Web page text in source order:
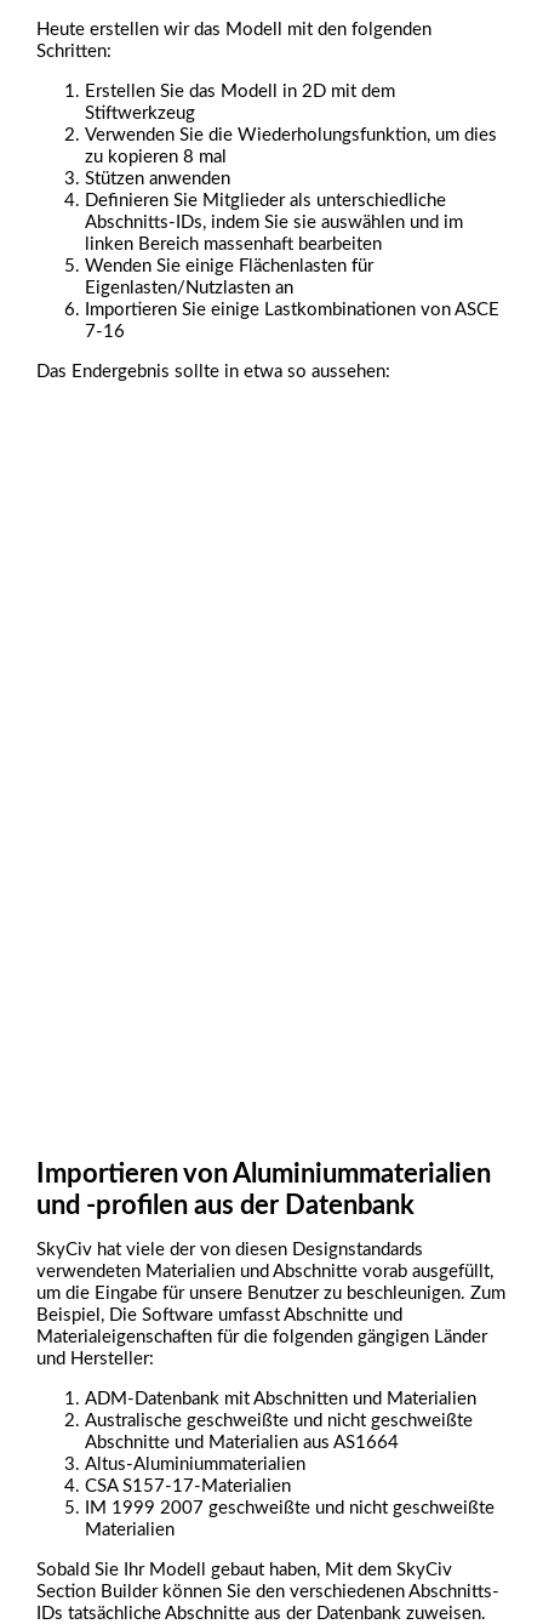
Heute erstellen wir das Modell mit den folgenden
Schritten:
Erstellen Sie das Modell in 2D mit dem
Stiftwerkzeug
Verwenden Sie die Wiederholungsfunktion, um dies
zu kopieren 8 mal
Stützen anwenden
Definieren Sie Mitglieder als unterschiedliche
Abschnitts-IDs, indem Sie sie auswählen und im
linken Bereich massenhaft bearbeiten
Wenden Sie einige Flächenlasten für
Eigenlasten/Nutzlasten an
Importieren Sie einige Lastkombinationen von ASCE
7-16
Das Endergebnis sollte in etwa so aussehen:
Importieren von Aluminiummaterialien
und -profilen aus der Datenbank
SkyCiv hat viele der von diesen Designstandards
verwendeten Materialien und Abschnitte vorab ausgefüllt,
um die Eingabe für unsere Benutzer zu beschleunigen. Zum
Beispiel, Die Software umfasst Abschnitte und
Materialeigenschaften für die folgenden gängigen Länder
und Hersteller:
ADM-Datenbank mit Abschnitten und Materialien
Australische geschweißte und nicht geschweißte
Abschnitte und Materialien aus AS1664
Altus-Aluminiummaterialien
CSA S157-17-Materialien
IM 1999 2007 geschweißte und nicht geschweißte
Materialien
Sobald Sie Ihr Modell gebaut haben, Mit dem SkyCiv
Section Builder können Sie den verschiedenen Abschnitts-
IDs tatsächliche Abschnitte aus der Datenbank zuweisen.